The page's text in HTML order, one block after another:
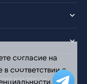
или тексты
согласие на
соответствии с